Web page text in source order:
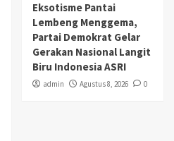
Eksotisme Pantai
Lembeng Menggema,
Partai Demokrat Gelar
Gerakan Nasional Langit
Biru Indonesia ASRI
admin Agustus 8, 2026 0